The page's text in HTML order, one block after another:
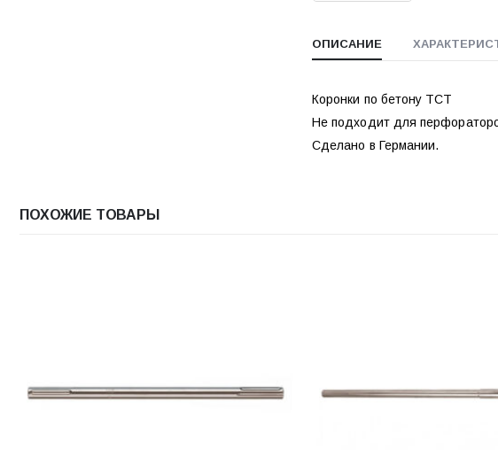
ОПИСАНИЕ
Коронки по бетону ТСТ
Не подходит для
Сделано в Германии.
ПОХОЖИЕ ТОВАРЫ